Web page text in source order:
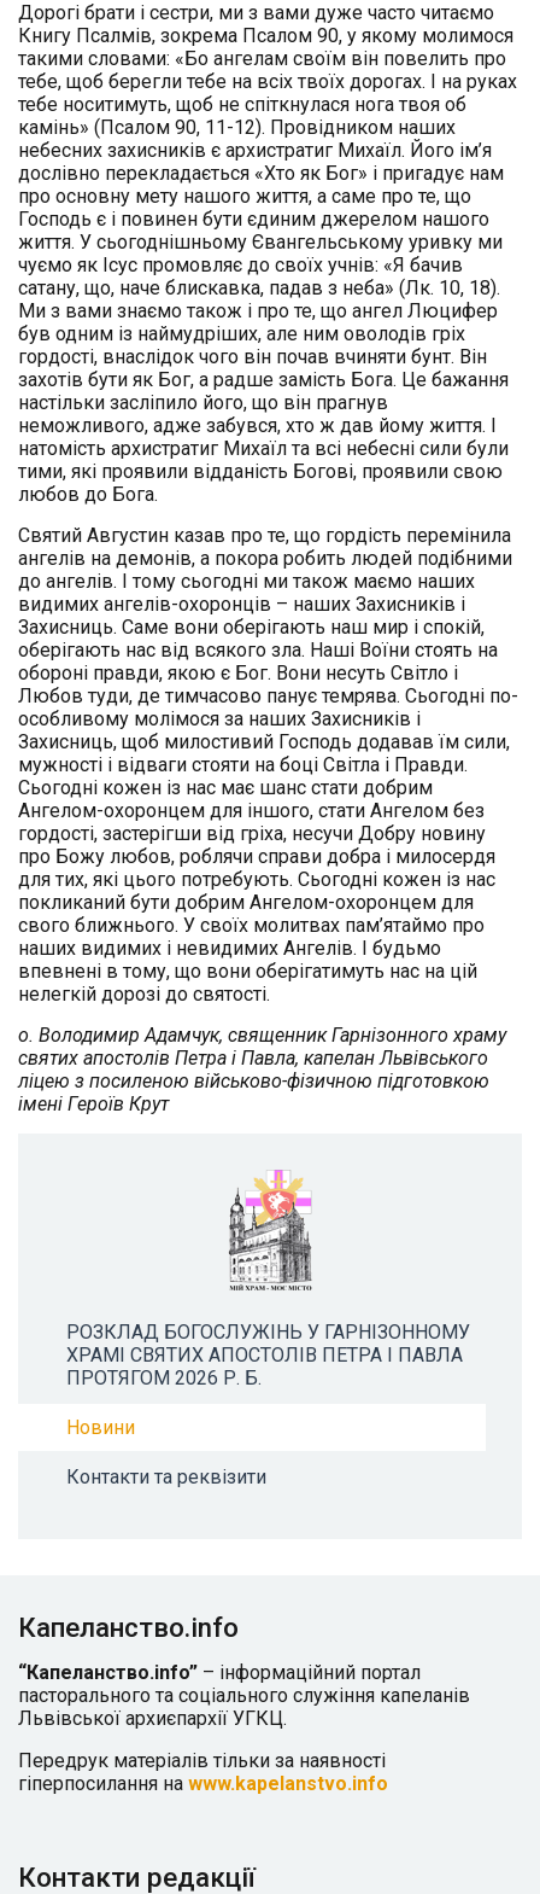
Дорогі брати і сестри, ми з вами дуже часто читаємо
Книгу Псалмів, зокрема Псалом 90, у якому молимося
такими словами: «Бо ангелам своїм він повелить про
тебе, щоб берегли тебе на всіх твоїх дорогах. І на руках
тебе носитимуть, щоб не спіткнулася нога твоя об
камінь» (Псалом 90, 11-12). Провідником наших
небесних захисників є архистратиг Михаїл. Його ім’я
дослівно перекладається «Хто як Бог» і пригадує нам
про основну мету нашого життя, а саме про те, що
Господь є і повинен бути єдиним джерелом нашого
життя. У сьогоднішньому Євангельському уривку ми
чуємо як Ісус промовляє до своїх учнів: «Я бачив
сатану, що, наче блискавка, падав з неба» (Лк. 10, 18).
Ми з вами знаємо також і про те, що ангел Люцифер
був одним із наймудріших, але ним оволодів гріх
гордості, внаслідок чого він почав вчиняти бунт. Він
захотів бути як Бог, а радше замість Бога. Це бажання
настільки засліпило його, що він прагнув
неможливого, адже забувся, хто ж дав йому життя. І
натомість архистратиг Михаїл та всі небесні сили були
тими, які проявили відданість Богові, проявили свою
любов до Бога.
Святий Августин казав про те, що гордість перемінила
ангелів на демонів, а покора робить людей подібними
до ангелів. І тому сьогодні ми також маємо наших
видимих ангелів-охоронців – наших Захисників і
Захисниць. Саме вони оберігають наш мир і спокій,
оберігають нас від всякого зла. Наші Воїни стоять на
обороні правди, якою є Бог. Вони несуть Світло і
Любов туди, де тимчасово панує темрява. Сьогодні по-
особливому молімося за наших Захисників і
Захисниць, щоб милостивий Господь додавав їм сили,
мужності і відваги стояти на боці Світла і Правди.
Сьогодні кожен із нас має шанс стати добрим
Ангелом-охоронцем для іншого, стати Ангелом без
гордості, застерігши від гріха, несучи Добру новину
про Божу любов, роблячи справи добра і милосердя
для тих, які цього потребують. Сьогодні кожен із нас
покликаний бути добрим Ангелом-охоронцем для
свого ближнього. У своїх молитвах пам’ятаймо про
наших видимих і невидимих Ангелів. І будьмо
впевнені в тому, що вони оберігатимуть нас на цій
нелегкій дорозі до святості.
о. Володимир Адамчук, священник Гарнізонного храму
святих апостолів Петра і Павла, капелан Львівського
ліцею з посиленою військово-фізичною підготовкою
імені Героїв Крут
РОЗКЛАД БОГОСЛУЖІНЬ У ГАРНІЗОННОМУ
ХРАМІ СВЯТИХ АПОСТОЛІВ ПЕТРА І ПАВЛА
ПРОТЯГОМ 2026 Р. Б.
Новини
Контакти та реквізити
Капеланство.info
“Капеланство.info” – інформаційний портал
пасторального та соціального служіння капеланів
Львівської архиєпархії УГКЦ.
Передрук матеріалів тільки за наявності
гіперпосилання на www.kapelanstvo.info
Контакти редакції